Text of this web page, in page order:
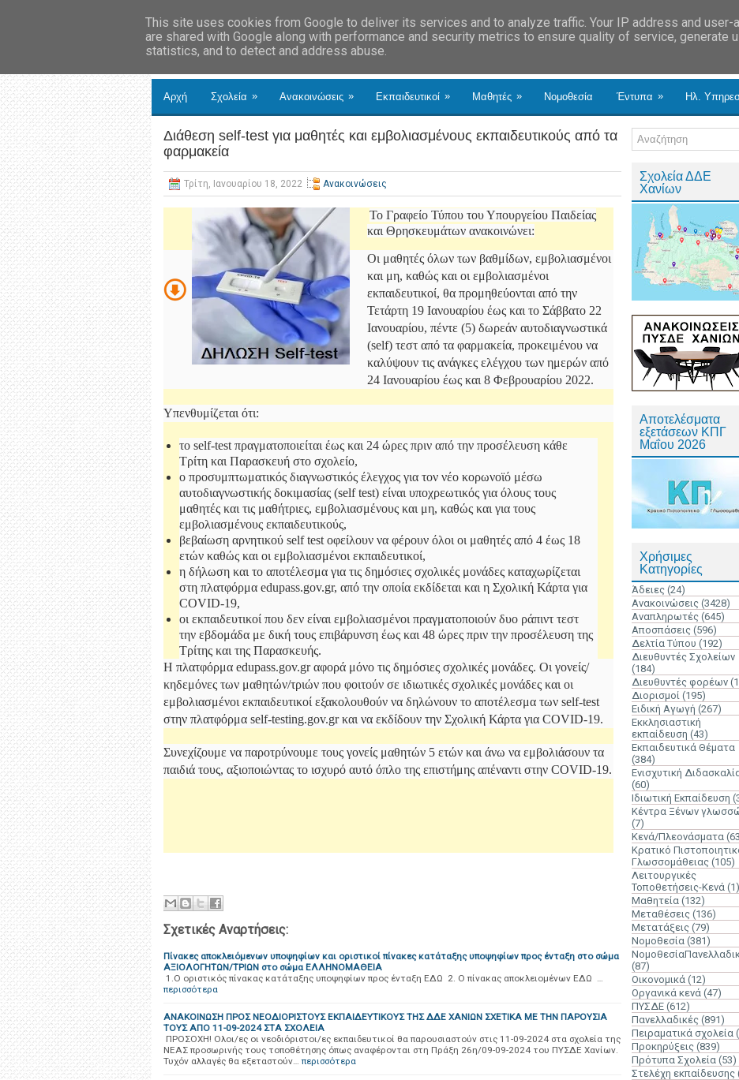
Αρχή Σχολεία » Ανακοινώσεις » Εκπαιδευτικοί » Μαθητές » Νομοθεσία Έντυπα » Ηλ.
Διάθεση self-test για μαθητές και εμβολιασμένους εκπαιδευτικούς από τα
φαρμακεία
Τρίτη, Ιανουαρίου 18, 2022 Ανακοινώσεις
Το Γραφείο Τύπου του Υπουργείου Παιδείας
και Θρησκευμάτων ανακοινώνει:
Οι μαθητές όλων των βαθμίδων, εμβολιασμένοι
και μη, καθώς και οι εμβολιασμένοι
εκπαιδευτικοί, θα προμηθεύονται από την
Τετάρτη 19 Ιανουαρίου έως και το Σάββατο 22
Ιανουαρίου, πέντε (5) δωρεάν αυτοδιαγνωστικά
(self) τεστ από τα φαρμακεία, προκειμένου να
καλύψουν τις ανάγκες ελέγχου των ημερών από
24 Ιανουαρίου έως και 8 Φεβρουαρίου 2022.
Υπενθυμίζεται ότι:
το self-test πραγματοποιείται έως και 24 ώρες πριν από την προσέλευση κάθε
Τρίτη και Παρασκευή στο σχολείο,
ο προσυμπτωματικός διαγνωστικός έλεγχος για τον νέο κορωνοϊό μέσω
αυτοδιαγνωστικής δοκιμασίας (self test) είναι υποχρεωτικός για όλους τους
μαθητές και τις μαθήτριες, εμβολιασμένους και μη, καθώς και για τους
εμβολιασμένους εκπαιδευτικούς,
βεβαίωση αρνητικού self test οφείλουν να φέρουν όλοι οι μαθητές από 4 έως 18
ετών καθώς και οι εμβολιασμένοι εκπαιδευτικοί,
η δήλωση και το αποτέλεσμα για τις δημόσιες σχολικές μονάδες καταχωρίζεται
στη πλατφόρμα edupass.gov.gr, από την οποία εκδίδεται και η Σχολική Κάρτα για
COVID-19,
οι εκπαιδευτικοί που δεν είναι εμβολιασμένοι πραγματοποιούν δυο ράπιντ τεστ
την εβδομάδα με δική τους επιβάρυνση έως και 48 ώρες πριν την προσέλευση της
Τρίτης και της Παρασκευής.
H πλατφόρμα edupass.gov.gr αφορά μόνο τις δημόσιες σχολικές μονάδες. Οι γονείς/
κηδεμόνες των μαθητών/τριών που φοιτούν σε ιδιωτικές σχολικές μονάδες και οι
εμβολιασμένοι εκπαιδευτικοί εξακολουθούν να δηλώνουν το αποτέλεσμα των self-test
στην πλατφόρμα self-testing.gov.gr και να εκδίδουν την Σχολική Κάρτα για COVID-19.
Συνεχίζουμε να παροτρύνουμε τους γονείς μαθητών 5 ετών και άνω να εμβολιάσουν τα
παιδιά τους, αξιοποιώντας το ισχυρό αυτό όπλο της επιστήμης απέναντι στην COVID-19.
Σχετικές Αναρτήσεις:
Πίνακες αποκλειόμενων υποψηφίων και οριστικοί πίνακες κατάταξης υποψηφίων προς ένταξη στο σώμα
ΑΞΙΟΛΟΓΗΤΩΝ/ΤΡΙΩΝ στο σώμα ΕΛΛΗΝΟΜΑΘΕΙΑ
1.Ο οριστικός πίνακας κατάταξης υποψηφίων προς ένταξη ΕΔΩ 2. Ο πίνακας αποκλειομένων ΕΔΩ …
περισσότερα
ΑΝΑΚΟΙΝΩΣΗ ΠΡΟΣ ΝΕΟΔΙΟΡΙΣΤΟΥΣ ΕΚΠΑΙΔΕΥΤΙΚΟΥΣ ΤΗΣ ΔΔΕ ΧΑΝΙΩΝ ΣΧΕΤΙΚΑ ΜΕ ΤΗΝ ΠΑΡΟΥΣΙΑ
ΤΟΥΣ ΑΠΟ 11-09-2024 ΣΤΑ ΣΧΟΛΕΙΑ
ΠΡΟΣΟΧΗ! Ολοι/ες οι νεοδιόριστοι/ες εκπαιδευτικοί θα παρουσιαστούν στις 11-09-2024 στα σχολεία της
ΝΕΑΣ προσωρινής τους τοποθέτησης όπως αναφέρονται στη Πράξη 26η/09-09-2024 του ΠΥΣΔΕ Χανίων.
Τυχόν αλλαγές θα εξεταστούν… περισσότερα
Σχολεία ΔΔΕ
Χανίων
Αποτελέσματα
εξετάσεων ΚΠΓ
Μαΐου 2026
Χρήσιμες
Κατηγορίες
Άδειες (24)
Ανακοινώσεις (3428)
Αναπληρωτές (645)
Αποσπάσεις (596)
Δελτία Τύπου (192)
Διευθυντές Σχολείων
(184)
Διευθυντές φορέων
Διορισμοί (195)
Ειδική Αγωγή (267)
Εκκλησιαστική
εκπαίδευση (43)
Εκπαιδευτικά Θέματα
(384)
Ενισχυτική
(60)
Ιδιωτική Εκπαίδευση
Κέντρα Ξένων
(7)
Κενά/Πλεονάσματα
Κρατικό
Γλωσσομάθειας (105)
Λειτουργικές
Τοποθετήσεις-Κενά (1)
Μαθητεία (132)
Μεταθέσεις (136)
Μετατάξεις (79)
Νομοθεσία (381)
(87)
Οικονομικά (12)
Οργανικά κενά (47)
ΠΥΣΔΕ (612)
Πανελλαδικές (891)
Πειραματικά σχολεία
Προκηρύξεις (839)
Πρότυπα Σχολεία (53)
Στελέχη εκπαίδευσης
This site uses cookies from Google to deliver its services and to analyze traffic. Your IP address and user-
are shared with Google along with performance and security metrics to ensure quality of service, generate
statistics, and to detect and address abuse.